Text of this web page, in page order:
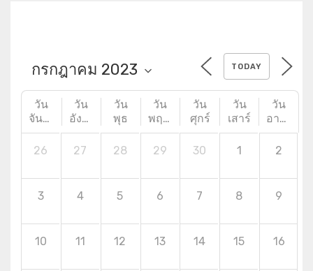
TODAY
วัน
จันทร์
วัน
อังคาร
วัน
พุธ
วัน
พฤหัสบดี
วัน
ศุกร์
วัน
เสาร์
วัน
อาทิตย์
26 27 28 29 30 1 2
3 4 5 6 7 8 9
10 11 12 13 14 15 16